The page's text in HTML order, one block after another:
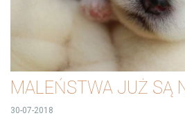
MALEŃSTWA JUŻ SĄ
30-07-2018